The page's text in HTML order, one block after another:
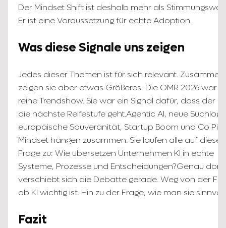
Der Mindset Shift ist deshalb mehr als
Er ist eine Voraussetzung für echte Adoption.
Was diese Signale uns zeigen
Jedes dieser Themen ist für sich relevant. Zusammen
zeigen sie aber etwas Größeres: Die OMR 2026 war
reine Trendshow. Sie war ein Signal dafür, dass der
die nächste Reifestufe geht.Agentic AI, neue
europäische Souveränität, Startup Boom und Co
Mindset hängen zusammen. Sie laufen alle auf
Frage zu: Wie übersetzen Unternehmen KI in echte
Systeme, Prozesse und Entscheidungen?Genau dort
verschiebt sich die Debatte gerade. Weg von der
ob KI wichtig ist. Hin zu der Frage, wie man sie
Fazit